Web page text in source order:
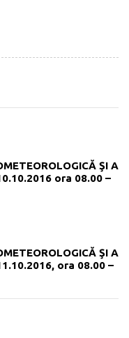
ŞI A
ora 08.00 –
ŞI A
ora 08.00 –